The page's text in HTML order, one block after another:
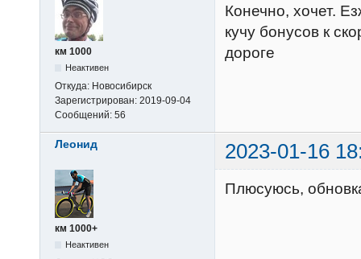
км 1000
Неактивен
Откуда: Новосибирск
Зарегистрирован: 2019-09-04
Сообщений: 56
Конечно, хочет.
кучу бонусов к
дороге
Леонид 2023-01-16
км 1000+
Неактивен
Плюсуюсь,